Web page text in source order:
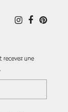
recevez une